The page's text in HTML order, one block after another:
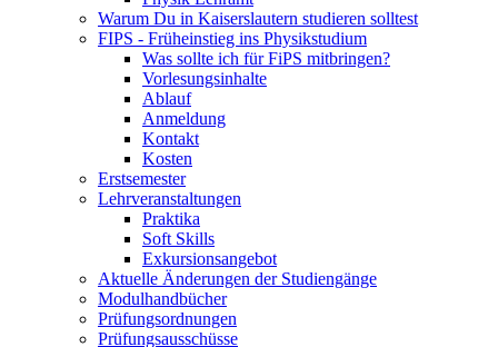
Warum Du in Kaiserslautern studieren solltest
FIPS - Früheinstieg ins Physikstudium
Was sollte ich für FiPS mitbringen?
Vorlesungsinhalte
Ablauf
Anmeldung
Kontakt
Kosten
Erstsemester
Lehrveranstaltungen
Praktika
Soft Skills
Exkursionsangebot
Aktuelle Änderungen der Studiengänge
Modulhandbücher
Prüfungsordnungen
Prüfungsausschüsse